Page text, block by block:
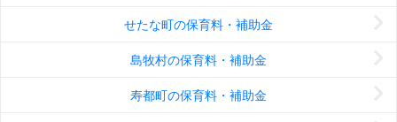
せたな町の保育料・補助金
島牧村の保育料・補助金
寿都町の保育料・補助金